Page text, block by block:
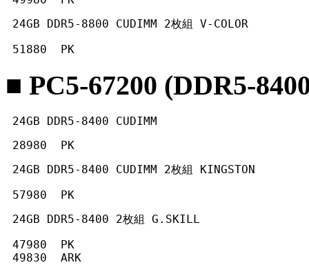
24GB DDR5-8800 CUDIMM 2枚組 V-COLOR
51880  PK
■ PC5-67200 (DDR5-
24GB DDR5-8400 CUDIMM
28980  PK
24GB DDR5-8400 CUDIMM 2枚組 KINGSTON
57980  PK
24GB DDR5-8400 2枚組 G.SKILL
47980  PK
49830  ARK